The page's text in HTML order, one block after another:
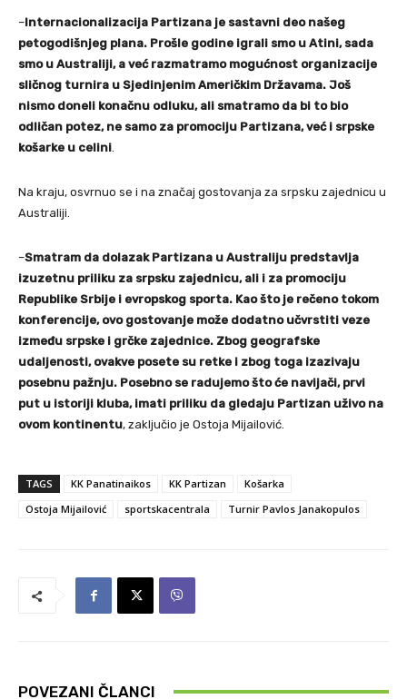
–Internacionalizacija Partizana je sastavni deo našeg
petogodišnjeg plana. Prošle godine igrali smo u Atini, sada
smo u Australiji, a već razmatramo mogućnost organizacije
sličnog turnira u Sjedinjenim Američkim Državama. Još
nismo doneli konačnu odluku, ali smatramo da bi to bio
odličan potez, ne samo za promociju Partizana, već i srpske
košarke u celini
Na kraju, osvrnuo se i na značaj gostovanja za srpsku zajednicu u
Australiji.
–Smatram da dolazak Partizana u Australiju predstavlja
izuzetnu priliku za srpsku zajednicu, ali i za promociju
Republike Srbije i evropskog sporta. Kao što je rečeno tokom
konferencije, ovo gostovanje može dodatno učvrstiti veze
između srpske i grčke zajednice. Zbog geografske
udaljenosti, ovakve posete su retke i zbog toga izazivaju
posebnu pažnju. Posebno se radujemo što će navijači, prvi
put u istoriji kluba, imati priliku da gledaju Partizan uživo na
ovom kontinentu, zaključio je Ostoja Mijailović.
TAGS KK Panatinaikos KK Partizan
Košarka
Ostoja Mijailović
sportskacentrala Turnir Pavlos Janakopulos
POVEZANI ČLANCI